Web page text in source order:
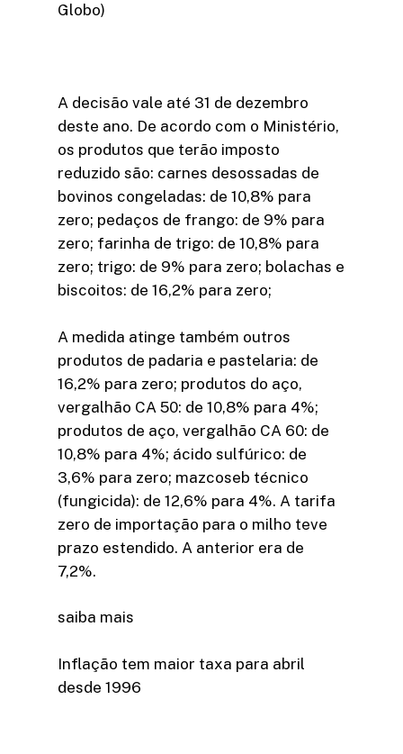
Globo)
A decisão vale até 31 de dezembro
deste ano. De acordo com o Ministério,
os produtos que terão imposto
reduzido são: carnes desossadas de
bovinos congeladas: de 10,8% para
zero; pedaços de frango: de 9% para
zero; farinha de trigo: de 10,8% para
zero; trigo: de 9% para zero; bolachas e
biscoitos: de 16,2% para zero;
A medida atinge também outros
produtos de padaria e pastelaria: de
16,2% para zero; produtos do aço,
vergalhão CA 50: de 10,8% para 4%;
produtos de aço, vergalhão CA 60: de
10,8% para 4%; ácido sulfúrico: de
3,6% para zero; mazcoseb técnico
(fungicida): de 12,6% para 4%. A tarifa
zero de importação para o milho teve
prazo estendido. A anterior era de
7,2%.
saiba mais
Inflação tem maior taxa para abril
desde 1996